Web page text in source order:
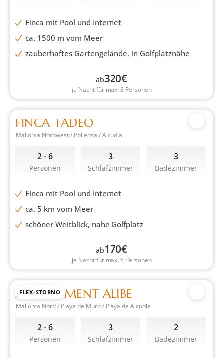
Finca mit Pool und Internet
ca. 1500 m vom Meer
zauberhaftes Gartengelände, in Golfplatznähe
ab320€
je Nacht für max. 8 Personen
FINCA TADEO
Mallorca Nordwest / Pollensa / Alcudia
2 - 6
Personen
3
Schlafzimmer
3
Badezimmer
Finca mit Pool und Internet
ca. 5 km vom Meer
schöner Weitblick, nahe Golfplatz
ab170€
je Nacht für max. 6 Personen
FLEX-STORNO
APPARTEMENT ALIBE
Mallorca Nord / Playa de Muro / Playa de Alcudia
2 - 6
Personen
3
Schlafzimmer
2
Badezimmer